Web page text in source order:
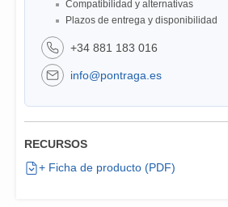
Compatibilidad y alternativas
Plazos de entrega y disponibilidad
+34 881 183 016
info@pontraga.es
RECURSOS
+ Ficha de producto (PDF)